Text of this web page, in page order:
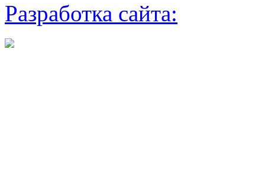
Разработка сайта: